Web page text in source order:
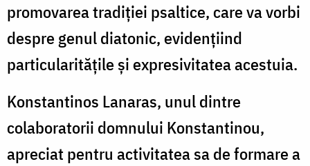
promovarea tradiției psaltice, care va vorbi
despre genul diatonic, evidențiind
particularitățile și expresivitatea acestuia.
Konstantinos Lanaras, unul dintre
colaboratorii domnului Konstantinou,
apreciat pentru activitatea sa de formare a